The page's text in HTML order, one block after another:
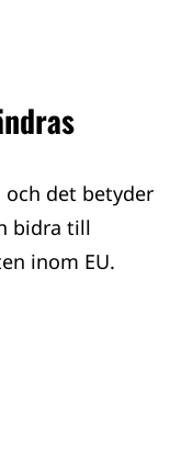
och det betyder
bidra till
inom EU.